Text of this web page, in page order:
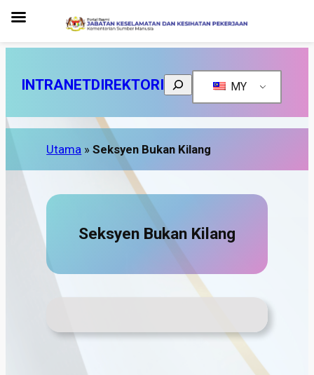
INTRANETDIREKTORI Search MY
Utama »Seksyen Bukan Kilang
Seksyen Bukan Kilang